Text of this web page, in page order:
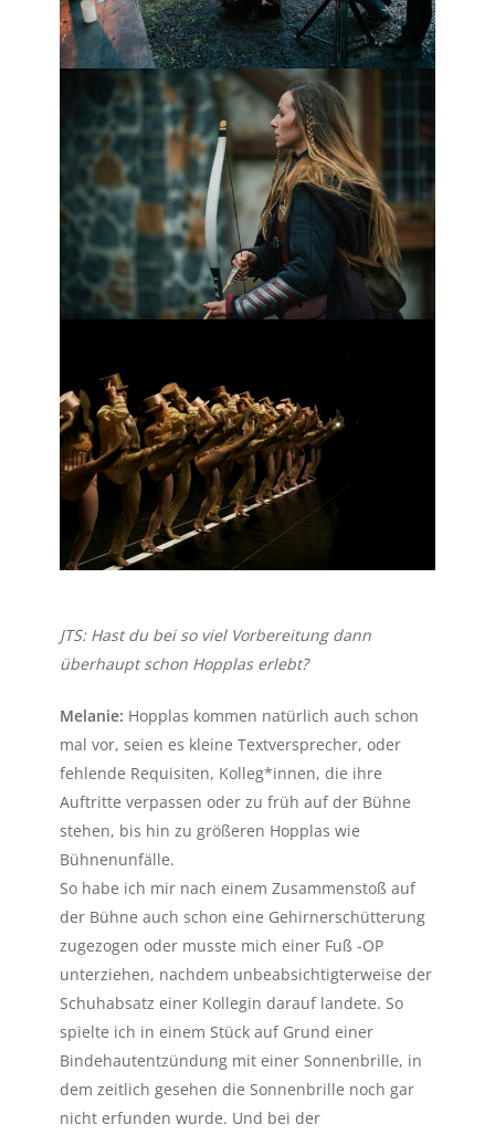
JTS: Hast du bei so viel Vorbereitung dann
überhaupt schon Hopplas erlebt?
Melanie: Hopplas kommen natürlich auch schon
mal vor, seien es kleine Textversprecher, oder
fehlende Requisiten, Kolleg*innen, die ihre
Auftritte verpassen oder zu früh auf der Bühne
stehen, bis hin zu größeren Hopplas wie
Bühnenunfälle.
So habe ich mir nach einem Zusammenstoß auf
der Bühne auch schon eine Gehirnerschütterung
zugezogen oder musste mich einer Fuß -OP
unterziehen, nachdem unbeabsichtigterweise der
Schuhabsatz einer Kollegin darauf landete. So
spielte ich in einem Stück auf Grund einer
Bindehautentzündung mit einer Sonnenbrille, in
dem zeitlich gesehen die Sonnenbrille noch gar
nicht erfunden wurde. Und bei der